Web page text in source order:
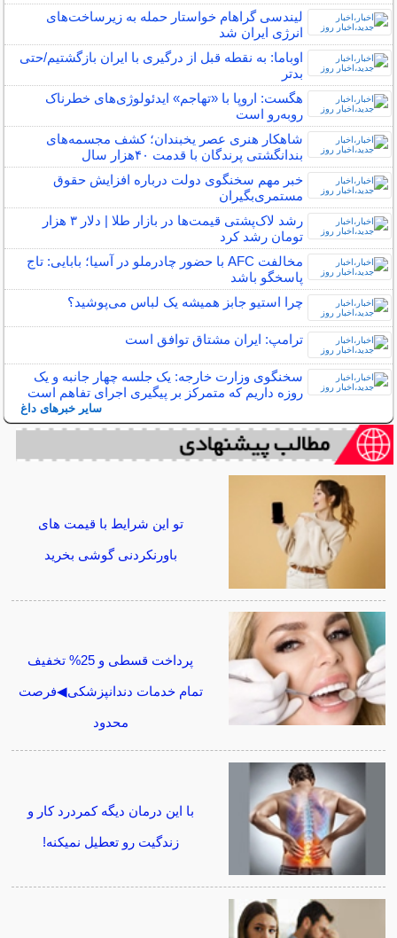
لیندسی گراهام خواستار حمله به زیرساخت‌های
انرژی ایران شد
اوباما: به نقطه قبل از درگیری با ایران بازگشتیم/حتی
بدتر
هگست: اروپا با «تهاجم» ایدئولوژی‌های خطرناک
روبه‌رو است
شاهکار هنری عصر یخبندان؛ کشف مجسمه‌های
بندانگشتی‌ پرندگان با قدمت ۴۰هزار سال
خبر مهم سخنگوی دولت درباره افزایش حقوق
مستمری‌بگیران
رشد لاک‌پشتی قیمت‌ها در بازار طلا | دلار ۳ هزار
تومان رشد کرد
مخالفت AFC با حضور چادرملو در آسیا؛ بابایی: تاج
پاسخگو باشد
چرا استیو جابز همیشه یک لباس می‌پوشید؟
ترامپ: ایران مشتاق توافق است
سخنگوی وزارت خارجه: یک جلسه چهار جانبه و یک
روزه داریم که متمرکز بر پیگیری اجرای تفاهم است
سایر خبرهای داغ
تو این شرایط با قیمت های
باورنکردنی گوشی بخرید
پرداخت قسطی و 25% تخفیف
تمام خدمات دندانپزشکی◀فرصت
محدود
با این درمان دیگه کمردرد کار و
زندگیت رو تعطیل نمیکنه!